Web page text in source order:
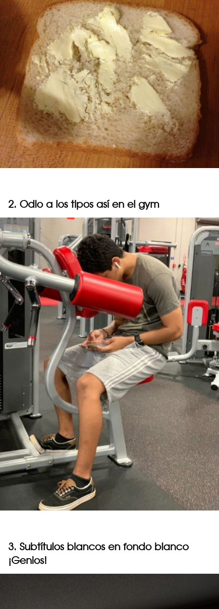
2. Odio a los tipos así en el gym
3. Subtítulos blancos en fondo blanco
¡Genios!